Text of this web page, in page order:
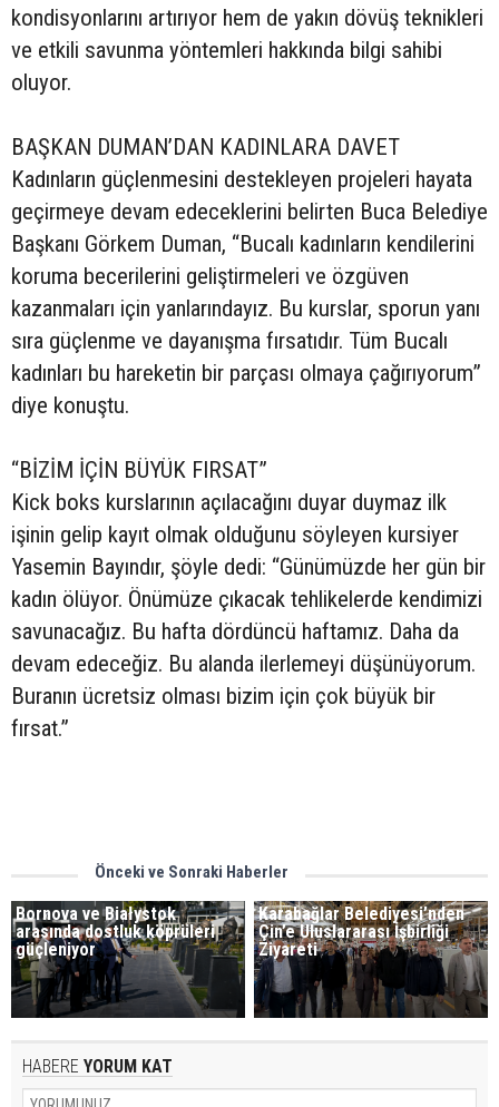
kondisyonlarını artırıyor hem de yakın dövüş teknikleri
ve etkili savunma yöntemleri hakkında bilgi sahibi
oluyor.
BAŞKAN DUMAN’DAN KADINLARA DAVET
Kadınların güçlenmesini destekleyen projeleri hayata
geçirmeye devam edeceklerini belirten Buca Belediye
Başkanı Görkem Duman, “Bucalı kadınların kendilerini
koruma becerilerini geliştirmeleri ve özgüven
kazanmaları için yanlarındayız. Bu kurslar, sporun yanı
sıra güçlenme ve dayanışma fırsatıdır. Tüm Bucalı
kadınları bu hareketin bir parçası olmaya çağırıyorum”
diye konuştu.
“BİZİM İÇİN BÜYÜK FIRSAT”
Kick boks kurslarının açılacağını duyar duymaz ilk
işinin gelip kayıt olmak olduğunu söyleyen kursiyer
Yasemin Bayındır, şöyle dedi: “Günümüzde her gün bir
kadın ölüyor. Önümüze çıkacak tehlikelerde kendimizi
savunacağız. Bu hafta dördüncü haftamız. Daha da
devam edeceğiz. Bu alanda ilerlemeyi düşünüyorum.
Buranın ücretsiz olması bizim için çok büyük bir
fırsat.”
Önceki ve Sonraki Haberler
Bornova ve Białystok
arasında dostluk köprüleri
güçleniyor
Karabağlar Belediyesi’nden
Çin’e Uluslararası İşbirliği
Ziyareti
HABERE YORUM KAT